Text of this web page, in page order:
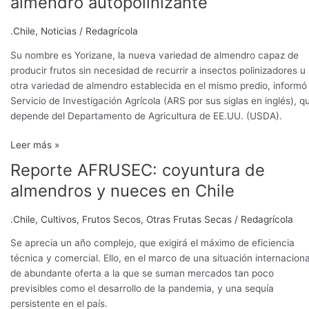
.Chile, Noticias / Redagrícola
Su nombre es Yorizane, la nueva variedad de almendro capaz de
producir frutos sin necesidad de recurrir a insectos polinizadores u
otra variedad de almendro establecida en el mismo predio, informó
Servicio de Investigación Agrícola (ARS por sus siglas en inglés),
depende del Departamento de Agricultura de EE.UU. (USDA).
Leer más »
Reporte AFRUSEC: coyuntura de
almendros y nueces en Chile
.Chile, Cultivos, Frutos Secos, Otras Frutas Secas / Redagrícola
Se aprecia un año complejo, que exigirá el máximo de eficiencia
técnica y comercial. Ello, en el marco de una situación
de abundante oferta a la que se suman mercados tan poco
previsibles como el desarrollo de la pandemia, y una sequía
persistente en el país.
Reporte
AFRUSEC:
coyuntura
almendros
y
nueces
en
Chile